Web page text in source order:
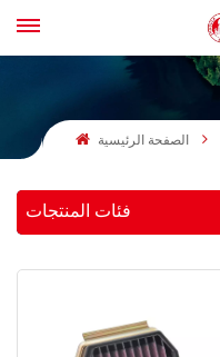
الصفحة الرئيسية
فئات المنتجات